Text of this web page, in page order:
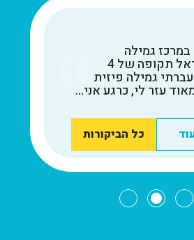
במרכז גמילה
ניקה-ישראל תקופה של 4
גמילה פיזית
עזר לי, כרגע אני...
כל הביקורות